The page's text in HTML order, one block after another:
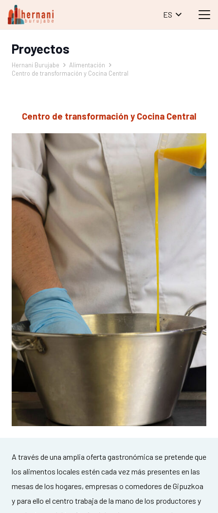
ES
Proyectos
Hernani Burujabe
Alimentación
Centro de transformación y Cocina Central
Centro de transformación y Cocina Central
A través de una amplia oferta gastronómica se pretende que
los alimentos locales estén cada vez más presentes en las
mesas de los hogares, empresas o comedores de Gipuzkoa
y para ello el centro trabaja de la mano de los productores y